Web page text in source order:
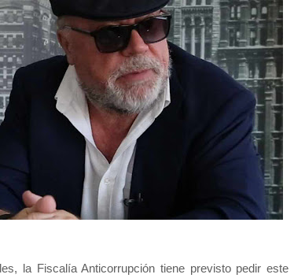
la Fiscalía Anticorrupción tiene previsto pedir este